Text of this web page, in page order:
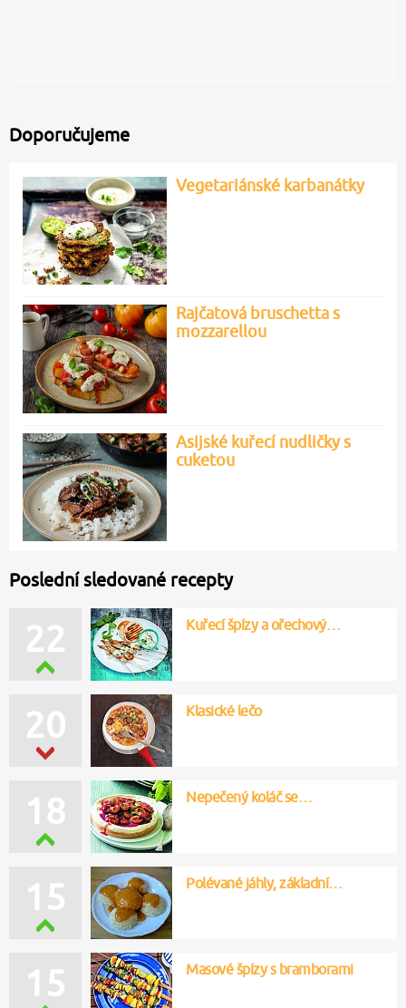
Doporučujeme
Vegetariánské karbanátky
Rajčatová bruschetta s
mozzarellou
Asijské kuřecí nudličky s
cuketou
Poslední sledované recepty
20 Klasické lečo
22 Kuřecí špízy a ořechový…
18 Nepečený koláč se…
15 Polévané jáhly, základní…
15 Masové špízy s bramborami